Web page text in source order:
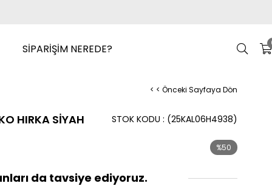
SİPARİŞİM NEREDE?
< < Önceki Sayfaya Dön
HIRKA SİYAH (25KAL06H4938)
STOK KODU
%50
da tavsiye ediyoruz.